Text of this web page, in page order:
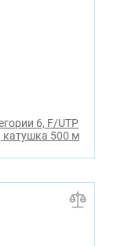
6, F/UTP
катушка 500 м